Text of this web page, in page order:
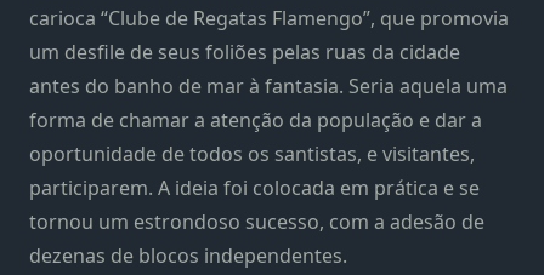
carioca “Clube de Regatas Flamengo”, que promovia
um desfile de seus foliões pelas ruas da cidade
antes do banho de mar à fantasia. Seria aquela uma
forma de chamar a atenção da população e dar a
oportunidade de todos os santistas, e visitantes,
participarem. A ideia foi colocada em prática e se
tornou um estrondoso sucesso, com a adesão de
dezenas de blocos independentes.